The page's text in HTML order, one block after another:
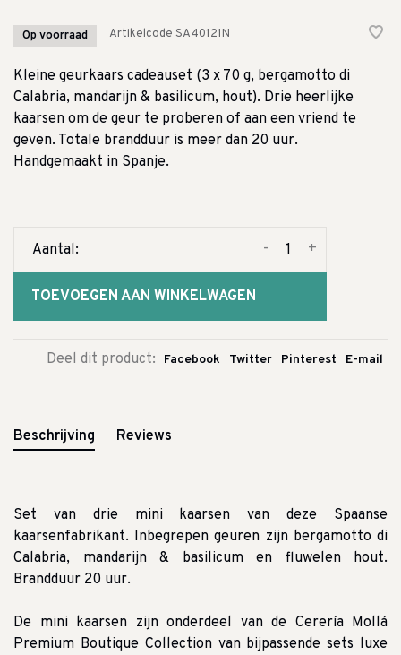
Op voorraad Artikelcode SA40121N
Kleine geurkaars cadeauset (3 x 70 g, bergamotto di
Calabria, mandarijn & basilicum, hout). Drie heerlijke
kaarsen om de geur te proberen of aan een vriend te
geven. Totale brandduur is meer dan 20 uur.
Handgemaakt in Spanje.
Aantal: +
-
TOEVOEGEN AAN WINKELWAGEN
Deel dit product: Facebook Twitter Pinterest E-mail
Beschrijving Reviews
Set van drie mini kaarsen van deze Spaanse
kaarsenfabrikant. Inbegrepen geuren zijn bergamotto di
Calabria, mandarijn & basilicum en fluwelen hout.
Brandduur 20 uur.
De mini kaarsen zijn onderdeel van de Cerería Mollá
Premium Boutique Collection van bijpassende sets luxe